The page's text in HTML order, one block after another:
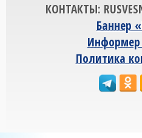
КОНТАКТЫ:
Баннер
Информер
Политика